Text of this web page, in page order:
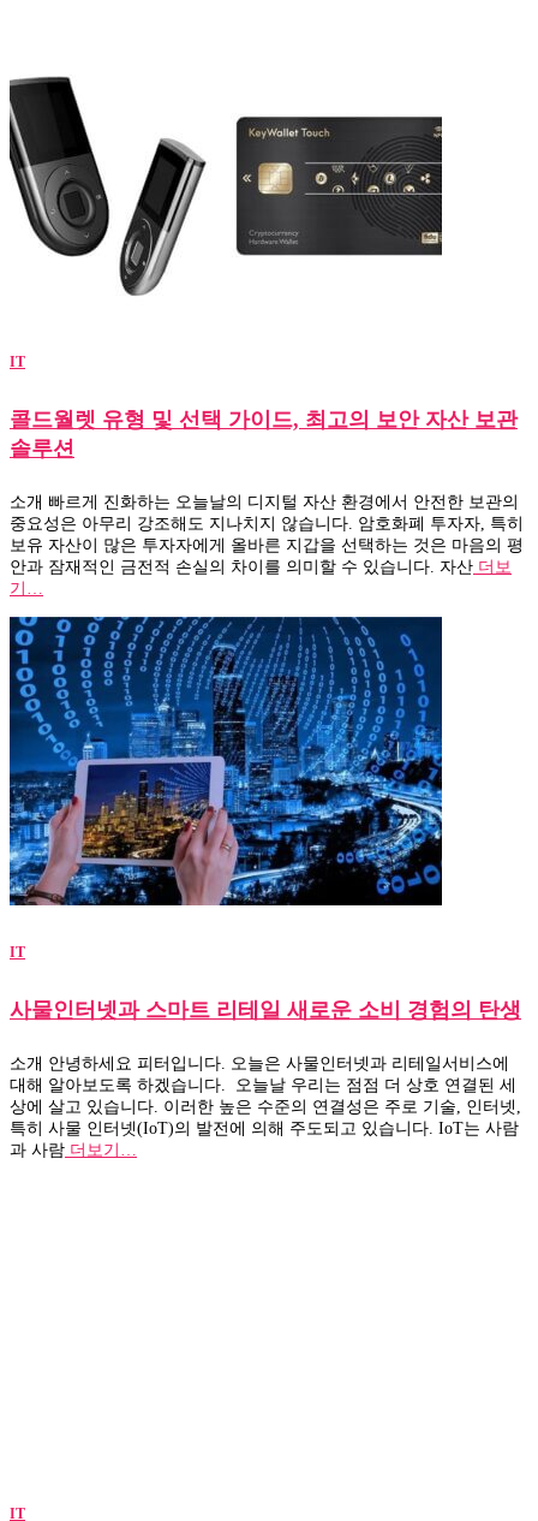
IT
콜드월렛 유형 및 선택 가이드, 최고의 보안 자산 보관
솔루션
소개 빠르게 진화하는 오늘날의 디지털 자산 환경에서 안전한 보관의
중요성은 아무리 강조해도 지나치지 않습니다. 암호화폐 투자자, 특히
보유 자산이 많은 투자자에게 올바른 지갑을 선택하는 것은 마음의 평
안과 잠재적인 금전적 손실의 차이를 의미할 수 있습니다. 자산 더보
기…
IT
사물인터넷과 스마트 리테일 새로운 소비 경험의 탄생
소개 안녕하세요 피터입니다. 오늘은 사물인터넷과 리테일서비스에
대해 알아보도록 하겠습니다. 오늘날 우리는 점점 더 상호 연결된 세
상에 살고 있습니다. 이러한 높은 수준의 연결성은 주로 기술, 인터넷,
특히 사물 인터넷(IoT)의 발전에 의해 주도되고 있습니다. IoT는 사람
과 사람 더보기…
IT